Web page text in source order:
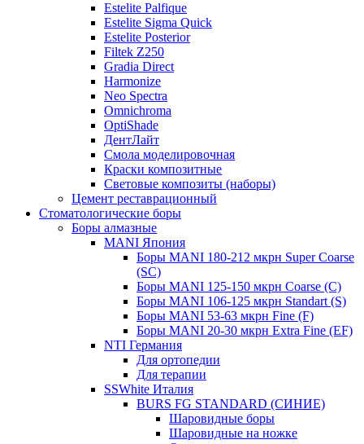
Estelite Palfique
Estelite Sigma Quick
Estelite Posterior
Filtek Z250
Gradia Direct
Harmonize
Neo Spectra
Omnichroma
OptiShade
ДентЛайт
Смола моделировочная
Краски композитные
Световые композиты (наборы)
Цемент реставрационный
Стоматологические боры
Боры алмазные
MANI Япония
Боры MANI 180-212 мкрн Super Coarse
(SC)
Боры MANI 125-150 мкрн Coarse (C)
Боры MANI 106-125 мкрн Standart (S)
Боры MANI 53-63 мкрн Fine (F)
Боры MANI 20-30 мкрн Extra Fine (EF)
NTI Германия
Для ортопедии
Для терапии
SSWhite Италия
BURS FG STANDARD (СИНИЕ)
Шаровидные боры
Шаровидные на ножке